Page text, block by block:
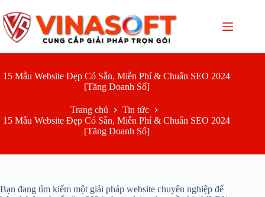
đến
phần
nội
15 Mẫu Website Đẹp Có Sẵn, Miễn Phí & Chuẩn SEO 2024
[Tăng Doanh Số]
Trang chủ
Tin tức
15 Mẫu Website Đẹp Có Sẵn, Miễn Phí & Chuẩn SEO 2024
[Tăng Doanh Số]
Bạn đang tìm kiếm một giải pháp website chuyên nghiệp để